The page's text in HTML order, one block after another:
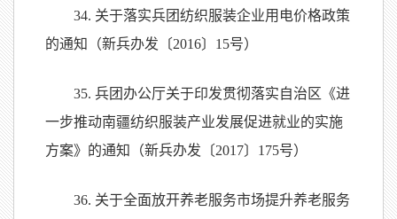
34. 关于落实兵团纺织服装企业用电价格政策
的通知（新兵办发〔2016〕15号）
35. 兵团办公厅关于印发贯彻落实自治区《进
一步推动南疆纺织服装产业发展促进就业的实施
方案》的通知（新兵办发〔2017〕175号）
36. 关于全面放开养老服务市场提升养老服务